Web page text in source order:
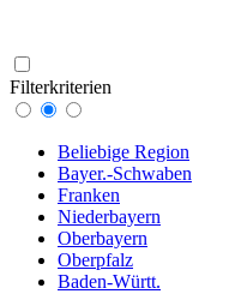
Filterkriterien
Beliebige Region
Bayer.-Schwaben
Franken
Niederbayern
Oberbayern
Oberpfalz
Baden-Württ.